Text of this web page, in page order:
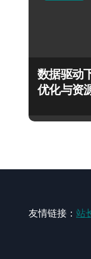
数据驱动
优化与资
友情链接： 站